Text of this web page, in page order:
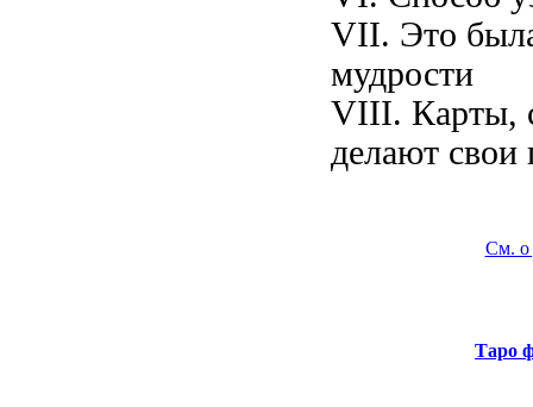
VII. Это была
мудрости
VIII. Карты,
делают свои
См. о
Таро